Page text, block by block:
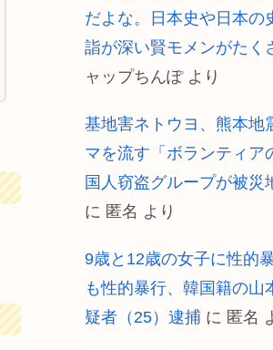
だよな。日本史や日本の
詣が深い賢モメンがたく
ャップちんぽより
基地害ネトウヨ、熊本地
マを流す「ボランティア
国人窃盗グループが被災
に 匿名 より
9歳と12歳の女子に性的
も性的暴行、韓国籍の山
疑者（25）逮捕 に 匿名